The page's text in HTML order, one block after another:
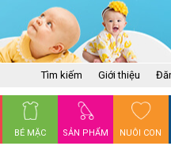
Tìm kiếm Giới thiệu
BÉ MẶC SẢN PHẨM NUÔI CON